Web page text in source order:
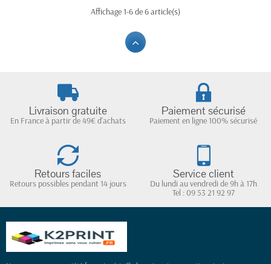
Affichage 1-6 de 6 article(s)
Livraison gratuite
En France à partir de 49€ d'achats
Paiement sécurisé
Paiement en ligne 100% sécurisé
Retours faciles
Retours possibles pendant 14 jours
Service client
Du lundi au vendredi de 9h à 17h
Tel : 09 53 21 92 97